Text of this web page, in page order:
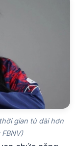
gian tù dài hơn